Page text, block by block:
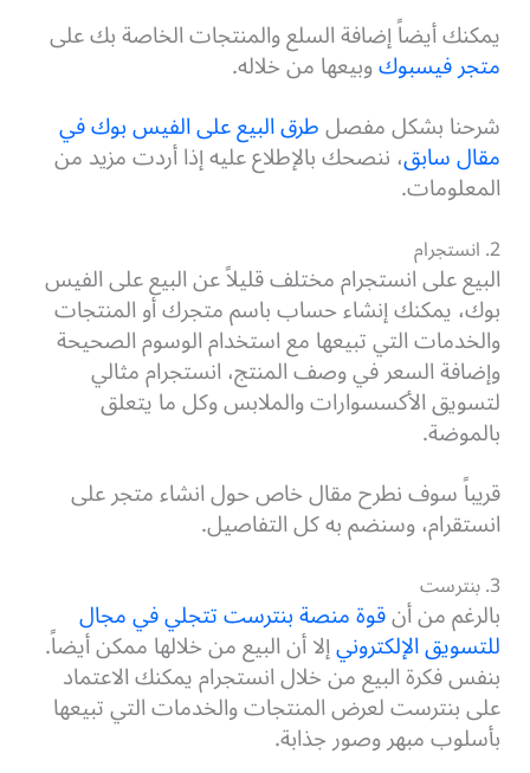
يمكنك أيضاً إضافة السلع والمنتجات الخاصة بك على
متجر فيسبوكوبيعها من خلاله.
شرحنا بشكل مفصلطرق البيع على الفيس بوك في
مقال سابق، ننصحك بالإطلاع عليه إذا أردت مزيد من
المعلومات.
2. انستجرام
البيع على انستجرام مختلف قليلاً عن البيع على الفيس
بوك، يمكنك إنشاء حساب باسم متجرك أو المنتجات
والخدمات التي تبيعها مع استخدام الوسوم الصحيحة
وإضافة السعر في وصف المنتج، انستجرام مثالي
لتسويق الأكسسوارات والملابس وكل ما يتعلق
بالموضة.
قريباً سوف نطرح مقال خاص حول انشاء متجر على
انستقرام، وسنضم به كل التفاصيل.
3. بنترست
بالرغم من أنقوة منصة بنترست تتجلي في مجال
للتسويق الإلكترونيإلا أن البيع من خلالها ممكن أيضاً.
بنفس فكرة البيع من خلال انستجرام يمكنك الاعتماد
على بنترست لعرض المنتجات والخدمات التي تبيعها
بأسلوب مبهر وصور جذابة.